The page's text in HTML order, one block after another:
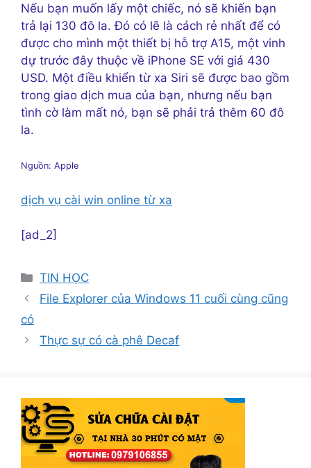
Nếu bạn muốn lấy một chiếc, nó sẽ khiến bạn
trả lại 130 đô la. Đó có lẽ là cách rẻ nhất để có
được cho mình một thiết bị hỗ trợ A15, một vinh
dự trước đây thuộc về iPhone SE với giá 430
USD. Một điều khiển từ xa Siri sẽ được bao gồm
trong giao dịch mua của bạn, nhưng nếu bạn
tình cờ làm mất nó, bạn sẽ phải trả thêm 60 đô
la.
Nguồn: Apple
dịch vụ cài win online từ xa
[ad_2]
Danh
mục
TIN HỌC
File Explorer của Windows 11 cuối cùng cũng
có
Thực sự có cà phê Decaf